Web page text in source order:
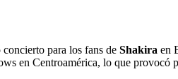
para los fans de Shakira en
en Centroamérica, lo que